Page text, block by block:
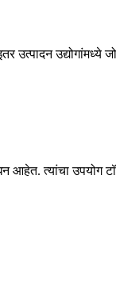
उत्पादन उद्योगांमध्ये
आहेत. त्यांचा उपयोग